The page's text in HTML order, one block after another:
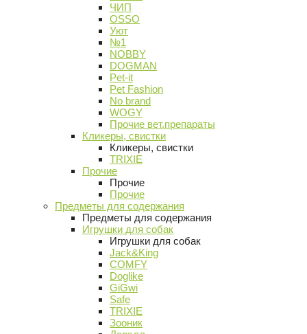
ЧИП
OSSO
Уют
№1
NOBBY
DOGMAN
Pet-it
Pet Fashion
No brand
WOGY
Прочие вет.препараты
Кликеры, свистки
Кликеры, свистки
TRIXIE
Прочие
Прочие
Прочие
Предметы для содержания
Предметы для содержания
Игрушки для собак
Игрушки для собак
Jack&King
COMFY
Doglike
GiGwi
Safe
TRIXIE
Зооник